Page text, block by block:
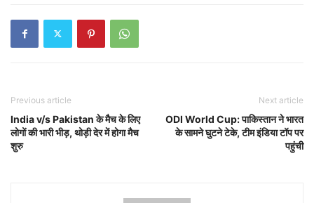
Previous article
India v/s Pakistan के मैच के लिए
लोगों की भारी भीड़, थोड़ी देर में होगा मैच
शुरु
Next article
ODI World Cup: पाकिस्तान ने भारत
के सामने घुटने टेके, टीम इंडिया टॉप पर
पहुंची